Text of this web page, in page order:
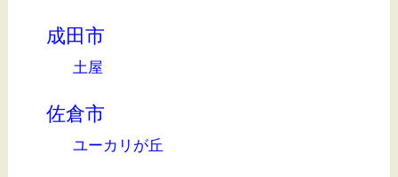
成田市
土屋
佐倉市
ユーカリが丘